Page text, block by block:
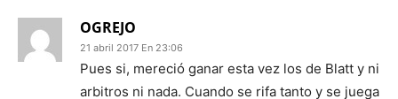
OGREJO
21 abril 2017 En 23:06
Pues si, mereció ganar esta vez los de Blatt y ni
arbitros ni nada. Cuando se rifa tanto y se juega